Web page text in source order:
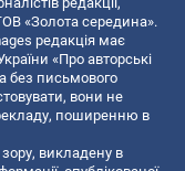
«Золота середина».
редакція має
«Про авторські
без письмового
вони не
поширенню в
викладену в